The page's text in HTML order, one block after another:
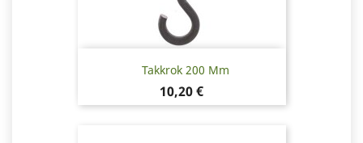
Takkrok 200 Mm
Pris
10,20 €